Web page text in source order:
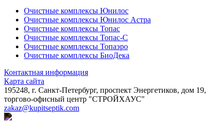
Очистные комплексы Юнилос
Очистные комплексы Юнилос Астра
Очистные комплексы Топас
Очистные комплексы Топас-С
Очистные комплексы Топаэро
Очистные комплексы БиоДека
Контактная информация
Карта сайта
195248, г. Санкт-Петербург, проспект Энергетиков, дом 19,
торгово-офисный центр "СТРОЙХАУС"
zakaz@kupitseptik.com